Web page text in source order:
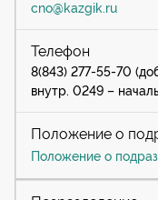
cno@kazgik.ru
8(843) 277-55-70
внутр. 0249 –
Положение о